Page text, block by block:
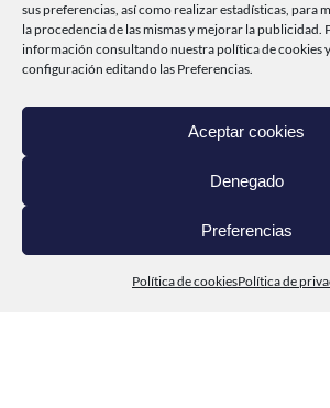
sus preferencias, así como realizar estadísticas, para
la procedencia de las mismas y mejorar la publicidad.
información consultando nuestrapolítica de cookies
configuración editando las Preferencias.
Aceptar cookies
Denegado
Preferencias
Política de cookiesPolítica de
INICIO
CABO DE PEÑAS